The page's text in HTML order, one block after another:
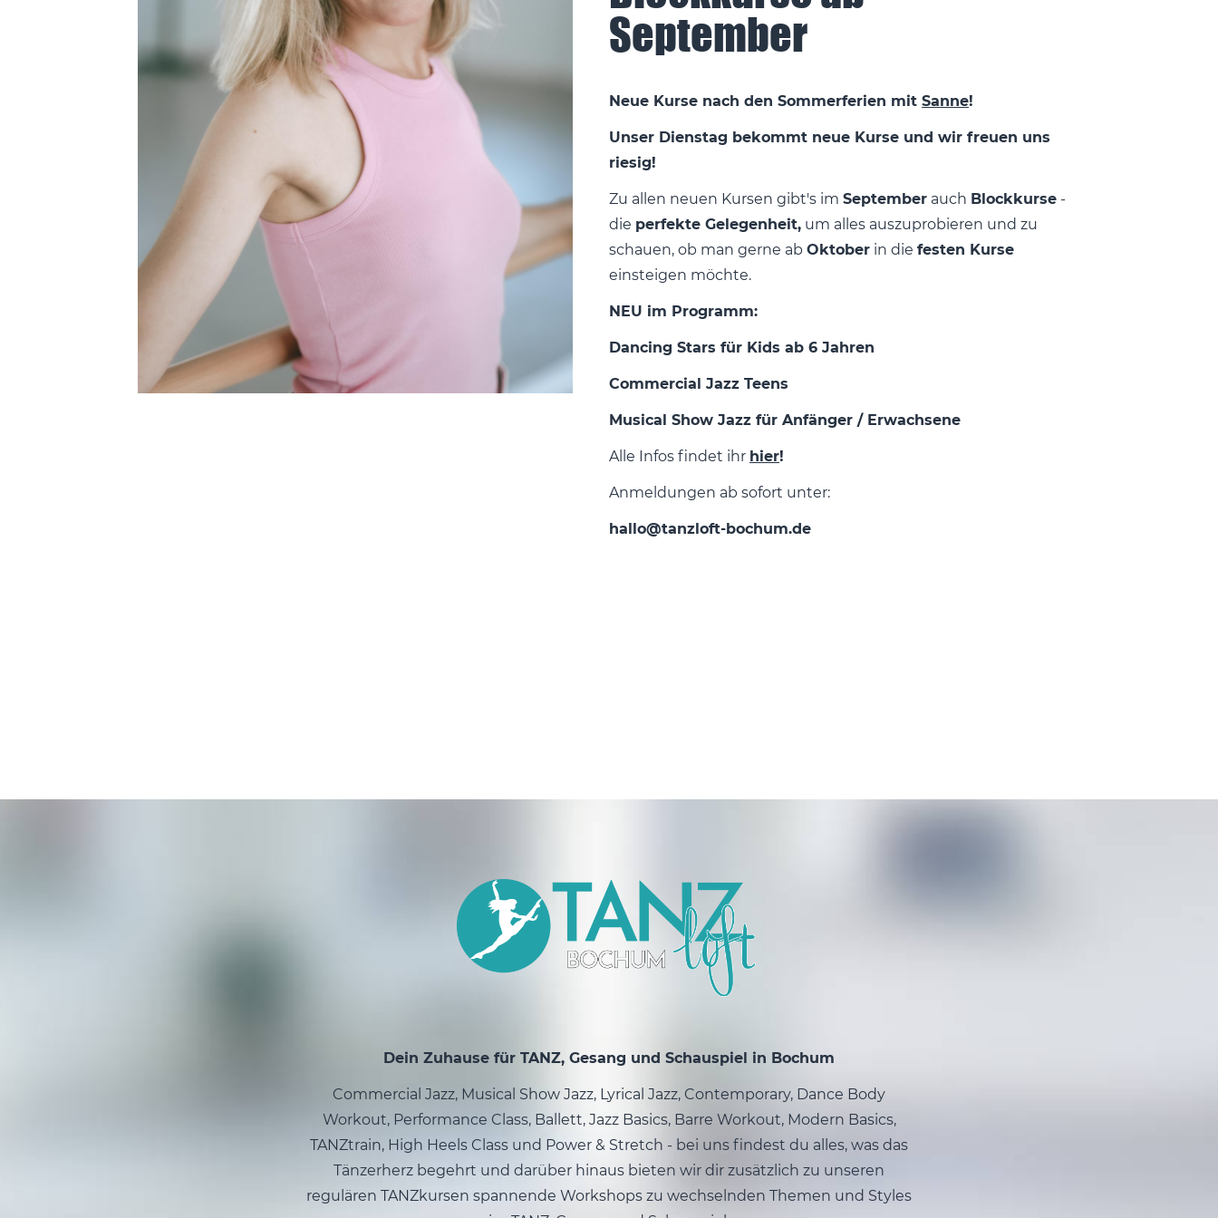
September
Neue Kurse nach den Sommerferien mit Sanne!
Unser Dienstag bekommt neue Kurse und wir freuen uns
riesig!
Zu allen neuen Kursen gibt's im September auch Blockkurse -
die perfekte Gelegenheit, um alles auszuprobieren und zu
schauen, ob man gerne ab Oktober in die festen Kurse
einsteigen möchte.
NEU im Programm:
Dancing Stars für Kids ab 6 Jahren
Commercial Jazz Teens
Musical Show Jazz für Anfänger / Erwachsene
Alle Infos findet ihr hier!
Anmeldungen ab sofort unter:
hallo@tanzloft-bochum.de
Dein Zuhause für TANZ, Gesang und Schauspiel in Bochum
Commercial Jazz, Musical Show Jazz, Lyrical Jazz, Contemporary, Dance Body
Workout, Performance Class, Ballett, Jazz Basics, Barre Workout, Modern Basics,
TANZtrain, High Heels Class und Power & Stretch - bei uns findest du alles, was das
Tänzerherz begehrt und darüber hinaus bieten wir dir zusätzlich zu unseren
regulären TANZkursen spannende Workshops zu wechselnden Themen und Styles